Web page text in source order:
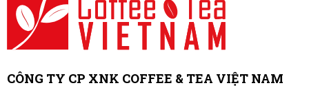
CÔNG TY CP XNK COFFEE & TEA VIỆT NAM